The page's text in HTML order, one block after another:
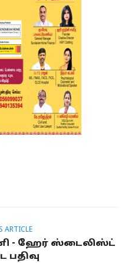
ARTICLE
- ஹேர் ஸ்டைலிஸ்ட்
பதிவு